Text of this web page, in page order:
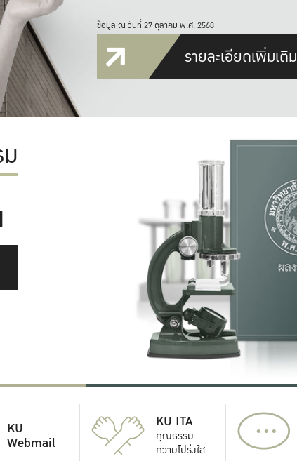
ข้อมูล ณ วันที่ 27 ตุลาคม พ.ศ. 2568
รายละเอียดเพิ่มเติม
KU
Webmail
KU ITA
คุณธรรม
ความโปร่งใส
...